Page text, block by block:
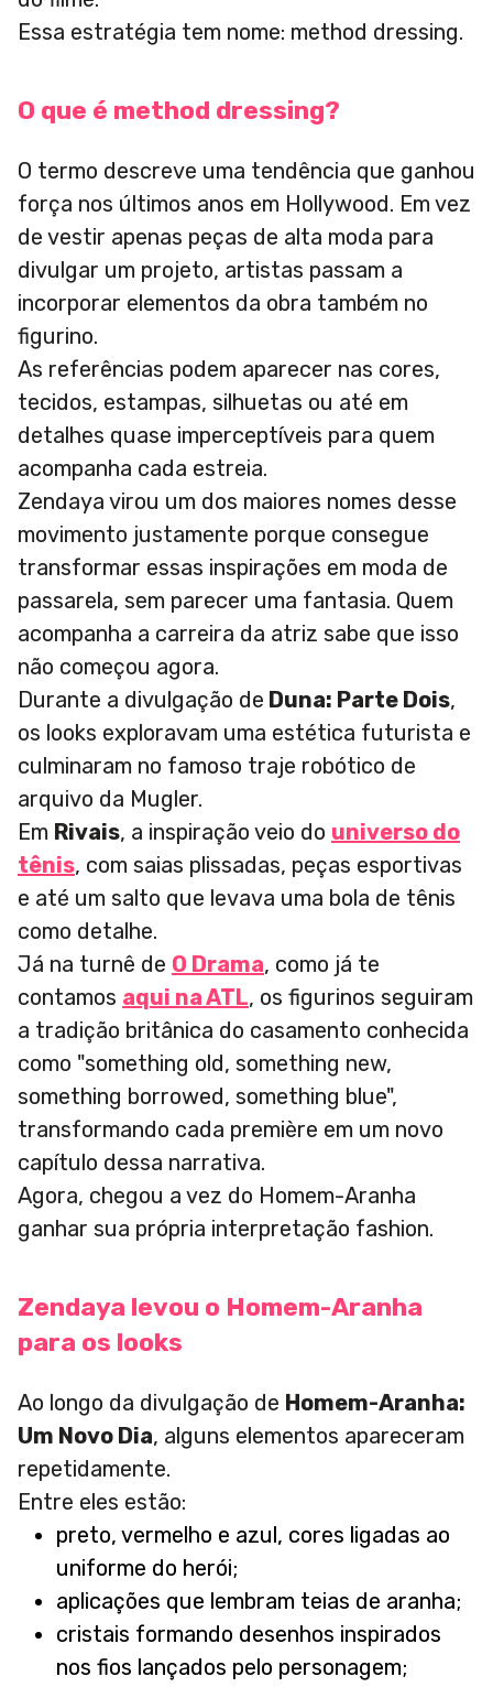
Essa estratégia tem nome: method dressing.
O que é method dressing?
O termo descreve uma tendência que ganhou
força nos últimos anos em Hollywood. Em vez
de vestir apenas peças de alta moda para
divulgar um projeto, artistas passam a
incorporar elementos da obra também no
figurino.
As referências podem aparecer nas cores,
tecidos, estampas, silhuetas ou até em
detalhes quase imperceptíveis para quem
acompanha cada estreia.
Zendaya virou um dos maiores nomes desse
movimento justamente porque consegue
transformar essas inspirações em moda de
passarela, sem parecer uma fantasia. Quem
acompanha a carreira da atriz sabe que isso
não começou agora.
Durante a divulgação de Duna: Parte Dois,
os looks exploravam uma estética futurista e
culminaram no famoso traje robótico de
arquivo da Mugler.
Em Rivais, a inspiração veio do universo do
tênis, com saias plissadas, peças esportivas
e até um salto que levava uma bola de tênis
como detalhe.
Já na turnê de O Drama, como já te
contamos aqui na ATL, os figurinos seguiram
a tradição britânica do casamento conhecida
como "something old, something new,
something borrowed, something blue",
transformando cada première em um novo
capítulo dessa narrativa.
Agora, chegou a vez do Homem-Aranha
ganhar sua própria interpretação fashion.
Zendaya levou o Homem-Aranha
para os looks
Ao longo da divulgação de Homem-Aranha:
Um Novo Dia, alguns elementos apareceram
repetidamente.
Entre eles estão:
preto, vermelho e azul, cores ligadas ao
uniforme do herói;
aplicações que lembram teias de aranha;
cristais formando desenhos inspirados
nos fios lançados pelo personagem;